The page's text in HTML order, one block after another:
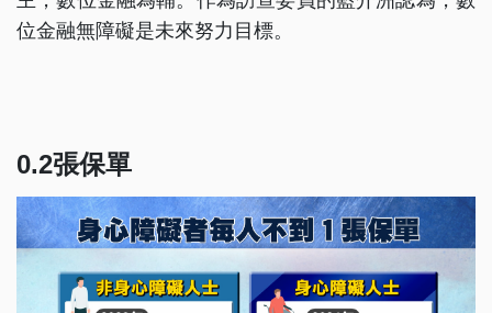
位金融無障礙是未來努力目標。
0.2張保單